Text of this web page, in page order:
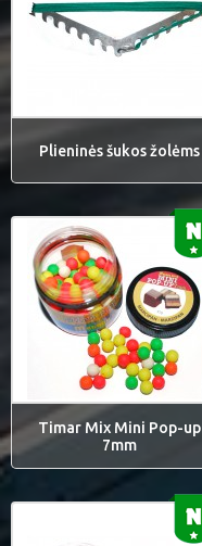
Plieninės šukos žolėms
Timar Mix Mini Pop-up
7mm